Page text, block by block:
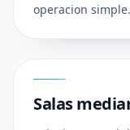
operacion simple.
Salas